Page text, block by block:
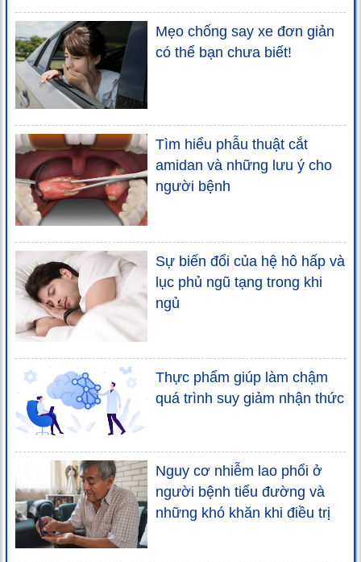
Mẹo chống say xe đơn giản
có thể bạn chưa biết!
Tìm hiểu phẫu thuật cắt
amidan và những lưu ý cho
người bệnh
Sự biến đổi của hệ hô hấp và
lục phủ ngũ tạng trong khi
ngủ
Thực phẩm giúp làm chậm
quá trình suy giảm nhận thức
Nguy cơ nhiễm lao phổi ở
người bệnh tiểu đường và
những khó khăn khi điều trị